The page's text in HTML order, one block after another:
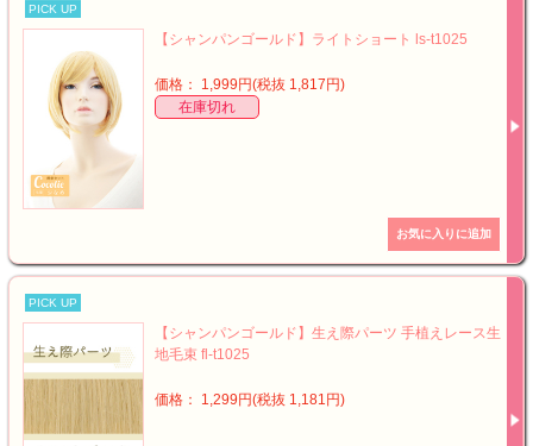
PICK UP
【シャンパンゴールド】ライトショート ls-t1025
価格： 1,999円(税抜 1,817円)
在庫切れ
PICK UP
【シャンパンゴールド】生え際パーツ 手植えレース生
地毛束 fl-t1025
価格： 1,299円(税抜 1,181円)